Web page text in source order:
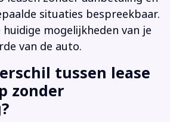
situaties bespreekbaar.
mogelijkheden van je
van de auto.
tussen lease
zonder